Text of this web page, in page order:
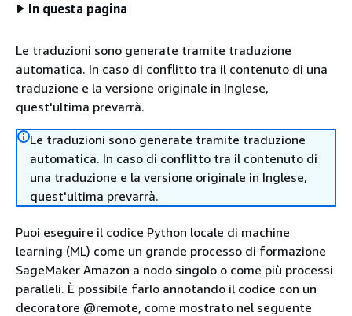
In questa pagina
Le traduzioni sono generate tramite traduzione
automatica. In caso di conflitto tra il contenuto di una
traduzione e la versione originale in Inglese,
quest'ultima prevarrà.
Le traduzioni sono generate tramite traduzione
automatica. In caso di conflitto tra il contenuto di
una traduzione e la versione originale in Inglese,
quest'ultima prevarrà.
Puoi eseguire il codice Python locale di machine
learning (ML) come un grande processo di formazione
SageMaker Amazon a nodo singolo o come più processi
paralleli. È possibile farlo annotando il codice con un
decoratore @remote, come mostrato nel seguente